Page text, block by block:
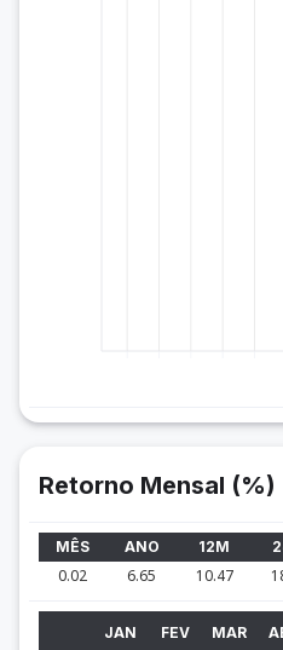
Retorno Mensal (%)
MÊS ANO 12M
0.02 6.65 10.47
JAN FEV MAR